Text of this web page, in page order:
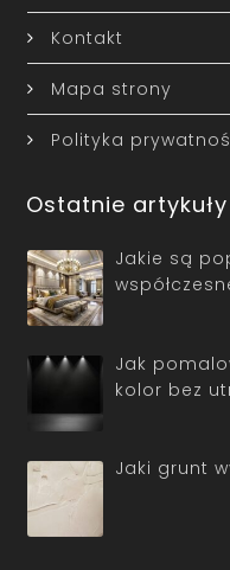
Kontakt
Mapa strony
Polityka
Ostatnie artykuły
Jakie są
Jak
kolor bez
Jaki grunt